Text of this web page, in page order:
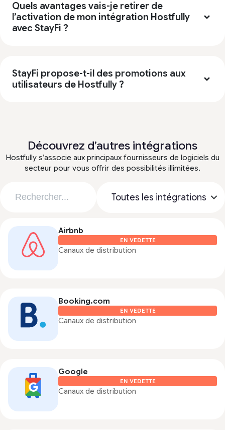
Quels avantages vais-je retirer de
l’activation de mon intégration Hostfully
avec StayFi ?
StayFi propose-t-il des promotions aux
utilisateurs de Hostfully ?
Découvrez d’autres intégrations
Hostfully s’associe aux principaux fournisseurs de logiciels du
secteur pour vous offrir des possibilités illimitées.
Airbnb
EN VEDETTE
Canaux de distribution
Booking.com
EN VEDETTE
Canaux de distribution
Google
EN VEDETTE
Canaux de distribution